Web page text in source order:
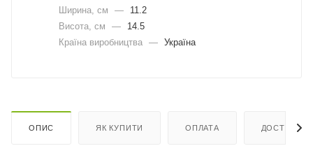
Ширина, cм
—
11.2
Висота, см
—
14.5
Країна виробництва — Україна
ОПИС ЯК КУПИТИ ОПЛАТА ДОСТАВКА